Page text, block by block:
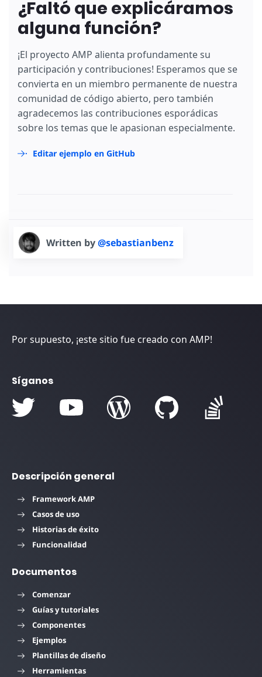
¿Faltó que explicáramos
alguna función?
¡El proyecto AMP alienta profundamente su
participación y contribuciones! Esperamos que se
convierta en un miembro permanente de nuestra
comunidad de código abierto, pero también
agradecemos las contribuciones esporádicas
sobre los temas que le apasionan especialmente.
Editar ejemplo en GitHub
Written by@sebastianbenz
Por supuesto, ¡este sitio fue creado con AMP!
Síganos
Descripción general
Framework AMP
Casos de uso
Historias de éxito
Funcionalidad
Documentos
Comenzar
Guías y tutoriales
Componentes
Ejemplos
Plantillas de diseño
Herramientas